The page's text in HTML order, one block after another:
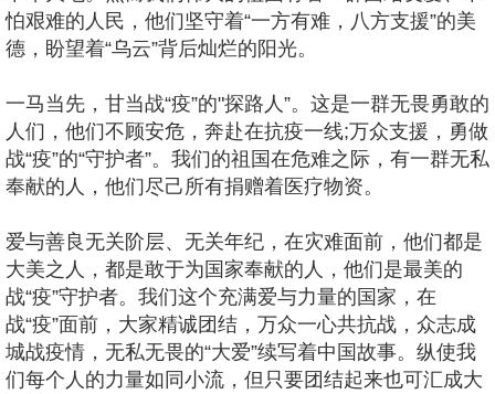
怕艰难的人民，他们坚守着“一方有难，八方支援”的美
德，盼望着“乌云”背后灿烂的阳光。
一马当先，甘当战“疫”的"探路人”。这是一群无畏勇敢的
人们，他们不顾安危，奔赴在抗疫一线;万众支援，勇做
战“疫”的“守护者”。我们的祖国在危难之际，有一群无私
奉献的人，他们尽己所有捐赠着医疗物资。
爱与善良无关阶层、无关年纪，在灾难面前，他们都是
大美之人，都是敢于为国家奉献的人，他们是最美的
战“疫”守护者。我们这个充满爱与力量的国家，在
战“疫”面前，大家精诚团结，万众一心共抗战，众志成
城战疫情，无私无畏的“大爱”续写着中国故事。纵使我
们每个人的力量如同小流，但只要团结起来也可汇成大